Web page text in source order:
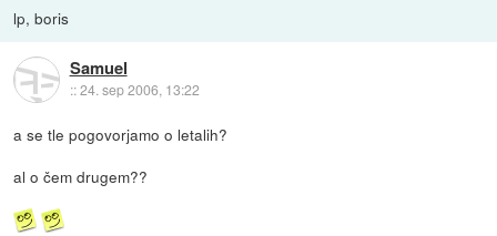
lp, boris
Samuel
::24. sep 2006, 13:22
a se tle pogovorjamo o letalih?
al o čem drugem??